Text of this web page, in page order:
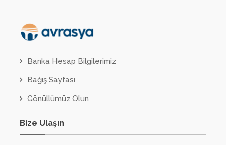
Banka Hesap Bilgilerimiz
Bağış Sayfası
Gönüllümüz Olun
Bize Ulaşın